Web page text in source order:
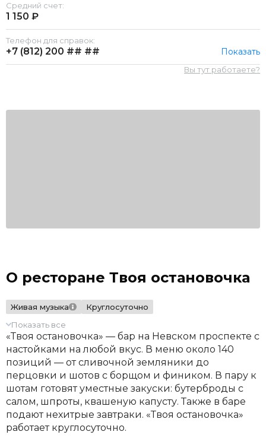
Средний счет:
1 150 ₽
Телефон для справок:
+7 (812) 200 ## ## Показать
Вы тут работаете?
О ресторане Твоя остановочка
Живая музыка
Круглосуточно
Показать все
«Твоя остановочка» — бар на Невском проспекте с
настойками на любой вкус. В меню около 140
позиций — от сливочной земляники до
перцовки и шотов с борщом и фиником. В пару к
шотам готовят уместные закуски: бутерброды с
салом, шпроты, квашеную капусту. Также в баре
подают нехитрые завтраки. «Твоя остановочка»
работает круглосуточно.